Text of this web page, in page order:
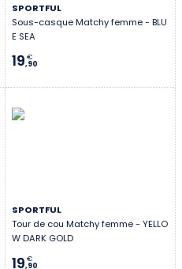
SPORTFUL
Sous-casque Matchy femme - BLU
E SEA
19,90
€
SPORTFUL
Tour de cou Matchy femme - YELLO
W DARK GOLD
19,90
€